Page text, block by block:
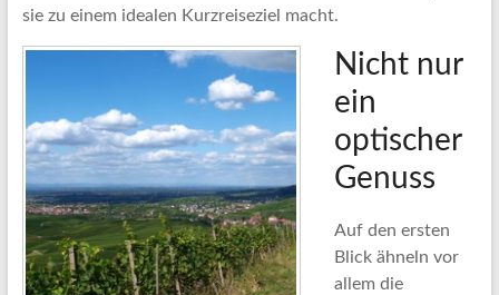
sie zu einem idealen Kurzreiseziel macht.
Nicht nur
ein
optischer
Genuss
Auf den ersten
Blick ähneln vor
allem die